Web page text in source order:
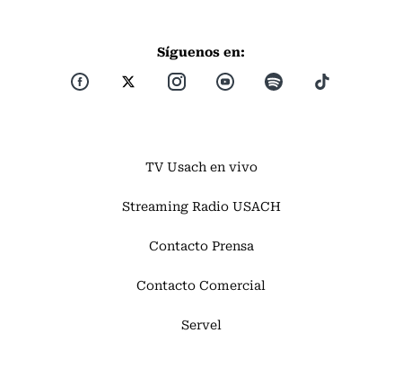
Síguenos en:
TV Usach en vivo
Streaming Radio USACH
Contacto Prensa
Contacto Comercial
Servel